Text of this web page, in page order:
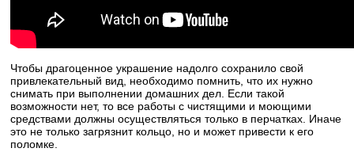
Чтобы драгоценное украшение надолго сохранило свой
привлекательный вид, необходимо помнить, что их нужно
снимать при выполнении домашних дел. Если такой
возможности нет, то все работы с чистящими и моющими
средствами должны осуществляться только в перчатках. Иначе
это не только загрязнит кольцо, но и может привести к его
поломке.